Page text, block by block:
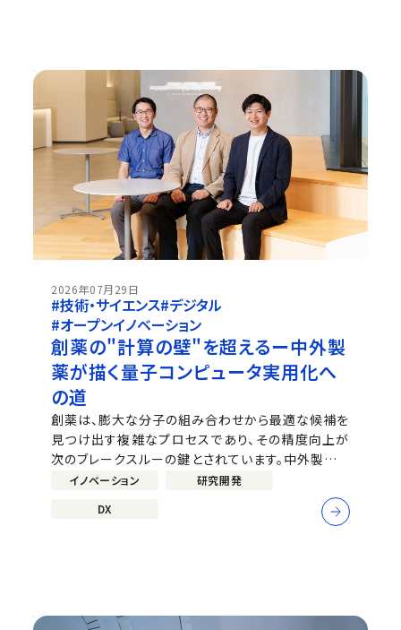
2026年07月29日
#技術・サイエンス#デジタル
#オープンイノベーション
創薬の"計算の壁"を超えるー中外製
薬が描く量子コンピュータ実用化へ
の道
創薬は、膨大な分子の組み合わせから最適な候補を
見つけ出す複雑なプロセスであり、その精度向上が
次のブレークスルーの鍵とされています。中外製薬で
は、この課題に対し、将来の量子コンピュータ活用を
見据えた高精度な分子計算という新たなアプローチ
に挑んでいます。本記事では、当社の量子創薬プロジ
イノベーション
研究開発
DX